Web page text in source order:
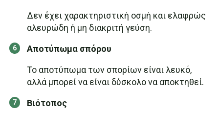
Δεν έχει χαρακτηριστική οσμή και ελαφρώς
αλευρώδη ή μη διακριτή γεύση.
Αποτύπωμα σπόρου
Το αποτύπωμα των σπορίων είναι λευκό,
αλλά μπορεί να είναι δύσκολο να αποκτηθεί.
Βιότοπος